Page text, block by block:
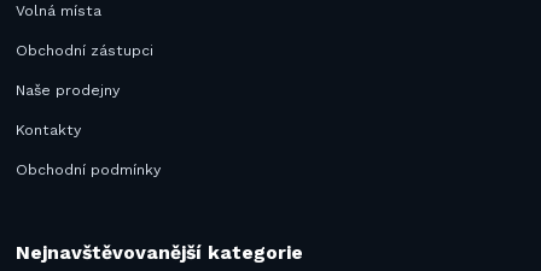
Volná místa
Obchodní zástupci
Naše prodejny
Kontakty
Obchodní podmínky
Nejnavštěvovanější kategorie